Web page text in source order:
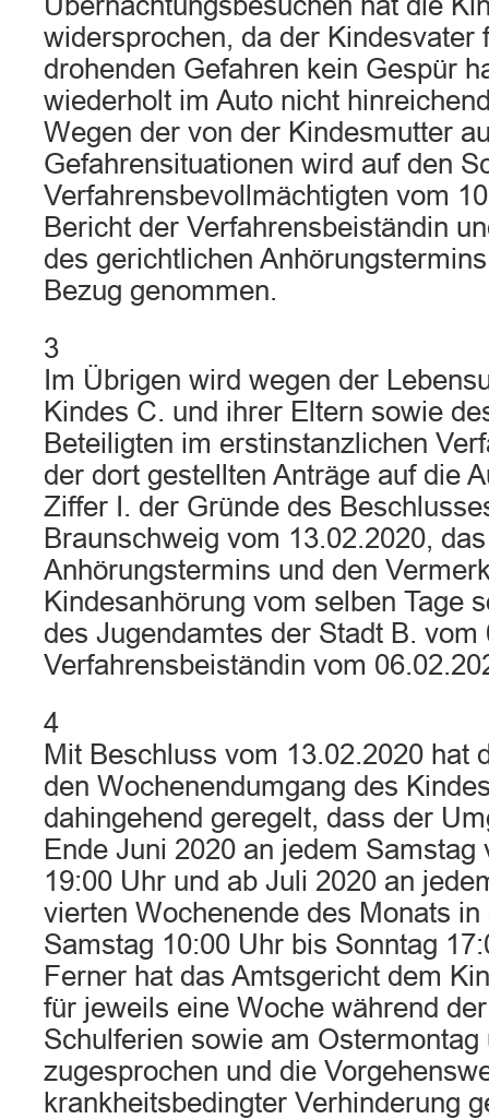
widersprochen, da der Kindesvater
drohenden Gefahren kein Gespür
wiederholt im Auto nicht
Wegen der von der Kindesmutter
Gefahrensituationen wird auf den
Verfahrensbevollmächtigten vom
Bericht der Verfahrensbeiständin
des gerichtlichen
Bezug genommen.
3
Im Übrigen wird wegen der
Kindes C. und ihrer Eltern sowie
Beteiligten im erstinstanzlichen
der dort gestellten Anträge auf die
Ziffer I. der Gründe des
Braunschweig vom 13.02.2020,
Anhörungstermins und den
Kindesanhörung vom selben Tage
des Jugendamtes der Stadt B. vom
Verfahrensbeiständin vom
4
Mit Beschluss vom 13.02.2020 hat
den Wochenendumgang des
dahingehend geregelt, dass der
Ende Juni 2020 an jedem Samstag
19:00 Uhr und ab Juli 2020 an
vierten Wochenende des Monats
Samstag 10:00 Uhr bis Sonntag
Ferner hat das Amtsgericht dem
für jeweils eine Woche während
Schulferien sowie am
zugesprochen und die
krankheitsbedingter Verhinderung